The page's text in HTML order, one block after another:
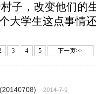
，改变他们的
大学生这点事情
3 4 5 下一页>>
2014-7-9